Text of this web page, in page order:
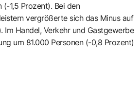
1,5 Prozent). Bei den
vergrößerte sich das Minus auf
Im Handel, Verkehr und Gastgewerbe
um 81.000 Personen (-0,8 Prozent)